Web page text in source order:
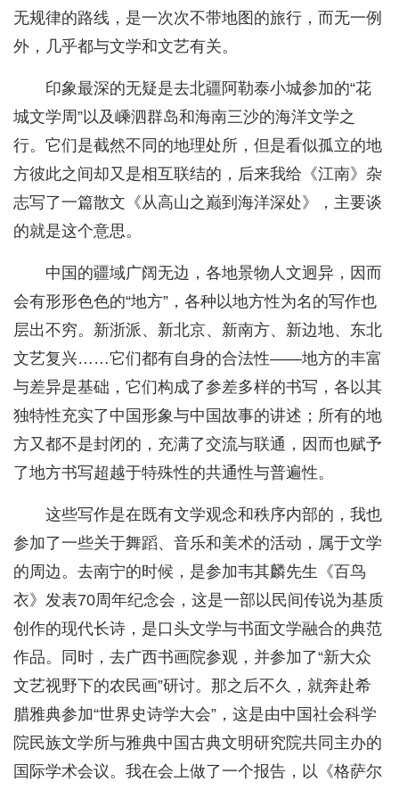
无规律的路线，是一次次不带地图的旅行，而无一例
外，几乎都与文学和文艺有关。
印象最深的无疑是去北疆阿勒泰小城参加的“花
城文学周”以及嵊泗群岛和海南三沙的海洋文学之
行。它们是截然不同的地理处所，但是看似孤立的地
方彼此之间却又是相互联结的，后来我给《江南》杂
志写了一篇散文《从高山之巅到海洋深处》，主要谈
的就是这个意思。
中国的疆域广阔无边，各地景物人文迥异，因而
会有形形色色的“地方”，各种以地方性为名的写作也
层出不穷。新浙派、新北京、新南方、新边地、东北
文艺复兴……它们都有自身的合法性——地方的丰富
与差异是基础，它们构成了参差多样的书写，各以其
独特性充实了中国形象与中国故事的讲述；所有的地
方又都不是封闭的，充满了交流与联通，因而也赋予
了地方书写超越于特殊性的共通性与普遍性。
这些写作是在既有文学观念和秩序内部的，我也
参加了一些关于舞蹈、音乐和美术的活动，属于文学
的周边。去南宁的时候，是参加韦其麟先生《百鸟
衣》发表70周年纪念会，这是一部以民间传说为基质
创作的现代长诗，是口头文学与书面文学融合的典范
作品。同时，去广西书画院参观，并参加了“新大众
文艺视野下的农民画”研讨。那之后不久，就奔赴希
腊雅典参加“世界史诗学大会”，这是由中国社会科学
院民族文学所与雅典中国古典文明研究院共同主办的
国际学术会议。我在会上做了一个报告，以《格萨尔